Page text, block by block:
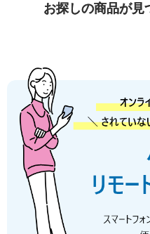
お探しの商品が見